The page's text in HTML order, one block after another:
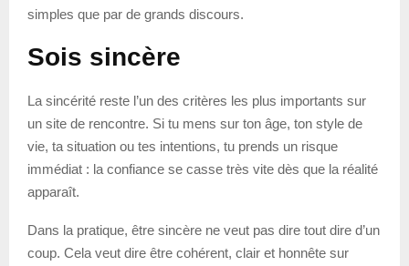
simples que par de grands discours.
Sois sincère
La sincérité reste l’un des critères les plus importants sur
un site de rencontre. Si tu mens sur ton âge, ton style de
vie, ta situation ou tes intentions, tu prends un risque
immédiat : la confiance se casse très vite dès que la réalité
apparaît.
Dans la pratique, être sincère ne veut pas dire tout dire d’un
coup. Cela veut dire être cohérent, clair et honnête sur